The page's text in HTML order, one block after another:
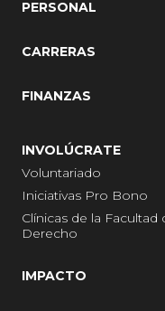
PERSONAL
CARRERAS
FINANZAS
INVOLÚCRATE
Voluntariado
Iniciativas Pro Bono
Clínicas de la Facultad
Derecho
IMPACTO